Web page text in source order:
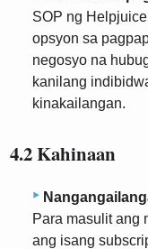
SOP ng
opsyon sa
negosyo na
kanilang
kinakailangan.
4.2 Kahinaan
Para masulit ang
ang isang